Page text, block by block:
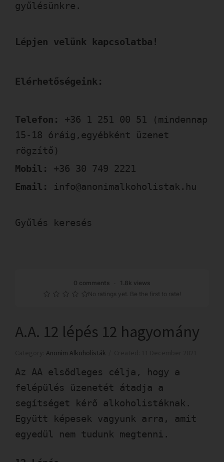
gyűlésünkre.
Lépjen velünk kapcsolatba!
Elérhetőségeink:
Telefon:
+36 1 251 00 51 (mindennap
15-18 óráig,egyébként üzenet
rögzítő)
Mobil:
+36 30 749 2221
Email:
info@anonimalkoholistak.hu
Gyűlés keresés
0 comments
1.8k views
No ratings yet. Be the first to rate!
A.A. 12 lépés 12 hagyomány
Anonim Alkoholisták
Az AA elsődleges célja, hogy a
felépülés üzenetét átadja a
segítséget kérő alkoholistáknak.
Együtt képesek vagyunk arra, amit
egyedül nem tudunk megtenni.